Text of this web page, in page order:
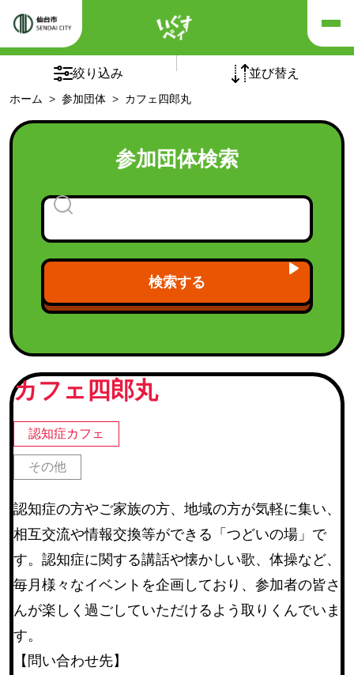
ホーム 参加団体 カフェ四郎丸
参加団体検索
検索する
絞り込み リセット
団体の種別
チームオレンジ(5)
フレイルサポーターチーム
認知症カフェ(94)
老人クラブ(1)
福祉団体(9)
「シニア世代向け健康づくり講座」受講後の活動継
町内会 (245)
仙台市河川愛護活動団体・仙台市公園愛護協力会
(22)
教育関連施設
その他(14)
活動内容
障害のある方等の作業補助
環境整備 (254)
並び替え
五十音順
カフェ四郎丸
認知症カフェ
その他
認知症の方やご家族の方、地域の方が気軽に集い、
相互交流や情報交換等ができる「つどいの場」で
す。認知症に関する講話や懐かしい歌、体操など、
毎月様々なイベントを企画しており、参加者の皆さ
んが楽しく過ごしていただけるよう取りくんでいま
す。
【問い合わせ先】